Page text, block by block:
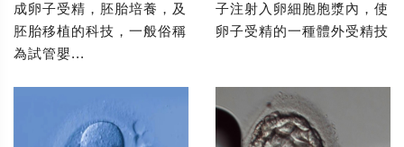
成卵子受精，胚胎培養，及
胚胎移植的科技，一般俗稱
為試管嬰...
子注射入卵細胞胞漿內，使
卵子受精的一種體外受精技